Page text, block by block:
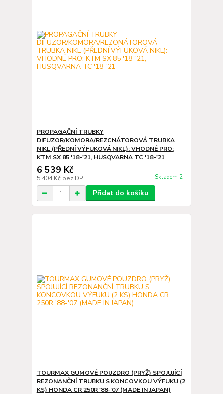
PROPAGAČNÍ TRUBKY
DIFUZOR/KOMORA/REZONÁTOROVÁ TRUBKA
NIKL (PŘEDNÍ VÝFUKOVÁ NIKL): VHODNÉ PRO:
KTM SX 85 '18-'21, HUSQVARNA TC '18-'21
6 539 Kč
5 404 Kč bez DPH Skladem 2
Přidat do košíku
TOURMAX GUMOVÉ POUZDRO (PRYŽ) SPOJUJÍCÍ
REZONANČNÍ TRUBKU S KONCOVKOU VÝFUKU (2
KS) HONDA CR 250R '88-'07 (MADE IN JAPAN)